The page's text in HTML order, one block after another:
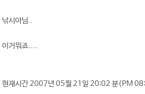
낚시아님..
이거뭐죠.....
현재시간 2007년 05월 21일 20:02 분(PM